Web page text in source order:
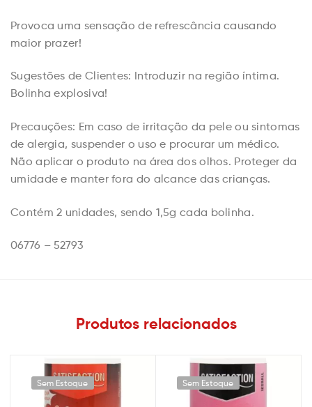
Provoca uma sensação de refrescância causando
maior prazer!
Sugestões de Clientes: Introduzir na região íntima.
Bolinha explosiva!
Precauções: Em caso de irritação da pele ou sintomas
de alergia, suspender o uso e procurar um médico.
Não aplicar o produto na área dos olhos. Proteger da
umidade e manter fora do alcance das crianças.
Contém 2 unidades, sendo 1,5g cada bolinha.
06776 – 52793
Produtos relacionados
Sem Estoque Sem Estoque